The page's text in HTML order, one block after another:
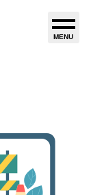
MENU